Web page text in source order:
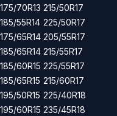
175/70R13
185/55R14
175/65R14
185/65R14
185/60R15
185/65R15
195/50R15
195/60R15
215/50R17
225/50R17
205/55R17
215/55R17
225/55R17
215/60R17
225/40R18
235/45R18